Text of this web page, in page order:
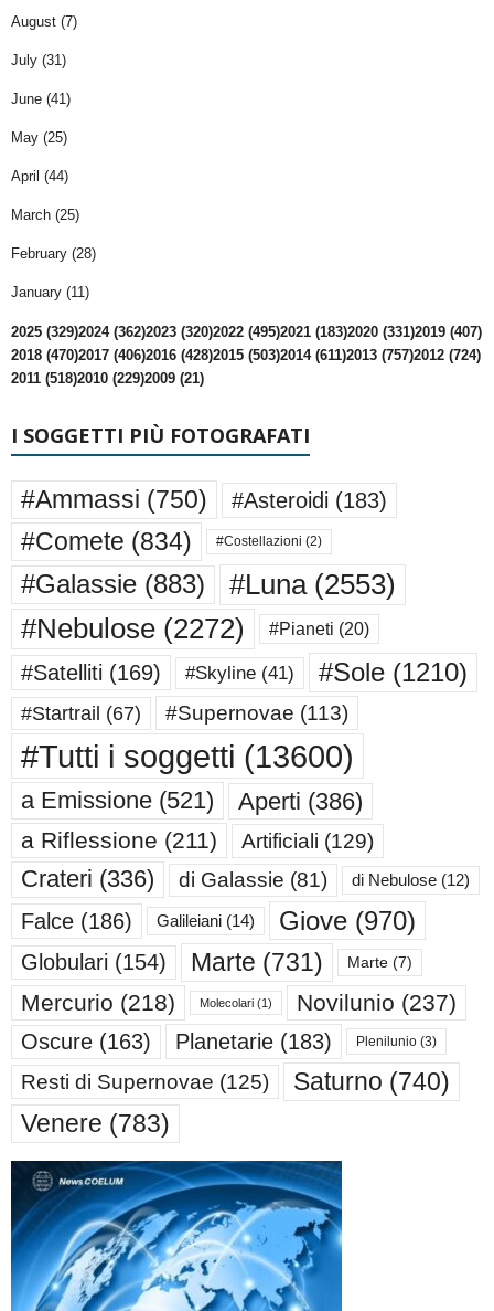
August (7)
July (31)
June (41)
May (25)
April (44)
March (25)
February (28)
January (11)
2025 (329)2024 (362)2023 (320)2022 (495)2021 (183)2020 (331)2019 (407)
2018 (470)2017 (406)2016 (428)2015 (503)2014 (611)2013 (757)2012 (724)
2011 (518)2010 (229)2009 (21)
I SOGGETTI PIÙ FOTOGRAFATI
#Ammassi (750) #Asteroidi (183)
#Comete (834) #Costellazioni (2)
#Galassie (883) #Luna(2553)
#Nebulose (2272) #Pianeti (20)
#Satelliti (169) #Skyline (41) #Sole (1210)
#Startrail (67) #Supernovae (113)
#Tutti i soggetti (13600)
a Emissione (521) Aperti (386)
a Riflessione (211) Artificiali (129)
Crateri (336) di Galassie (81) di Nebulose (12)
Falce (186) Galileiani (14) Giove (970)
Globulari (154) Marte (731) Marte (7)
Mercurio (218) Molecolari (1) Novilunio (237)
Oscure (163) Planetarie (183) Plenilunio (3)
Resti di Supernovae (125) Saturno (740)
Venere (783)